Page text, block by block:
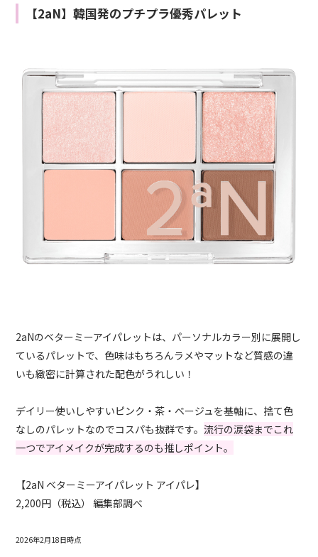
【2aN】韓国発のプチプラ優秀パレット
2aNのベターミーアイパレットは、パーソナルカラー別に展開し
ているパレットで、色味はもちろんラメやマットなど質感の違
いも緻密に計算された配色がうれしい！
デイリー使いしやすいピンク・茶・ベージュを基軸に、捨て色
なしのパレットなのでコスパも抜群です。流行の涙袋までこれ
一つでアイメイクが完成するのも推しポイント。
【2aN ベターミーアイパレット アイパレ】
2,200円（税込） 編集部調べ
2026年2月18日時点